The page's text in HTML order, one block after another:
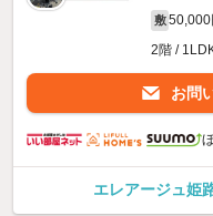
敷 50,000
2階 /
お問
エレアージュ姫